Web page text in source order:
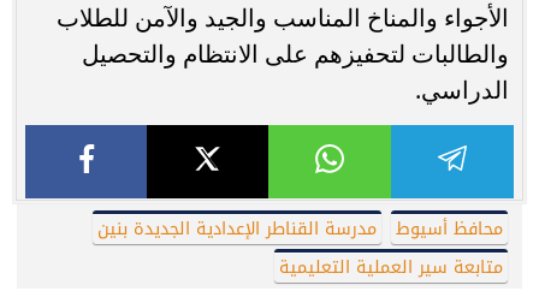
الأجواء والمناخ المناسب والجيد والآمن للطلاب
والطالبات لتحفيزهم على الانتظام والتحصيل
الدراسي.
محافظ أسيوط
مدرسة القناطر الإعدادية الجديدة بنين
متابعة سير العملية التعليمية